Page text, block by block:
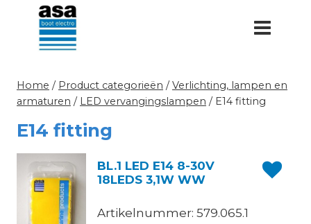
Doorgaan
inhoud
Home / Product categorieën / Verlichting, lampen en
armaturen / LED vervangingslampen / E14 fitting
E14 fitting
BL.1 LED E14 8-30V
18LEDS 3,1W WW
Artikelnummer: 579.065.1